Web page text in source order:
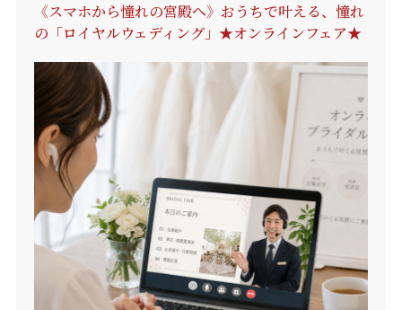
《スマホから憧れの宮殿へ》おうちで叶える、憧れ
の「ロイヤルウェディング」★オンラインフェア★